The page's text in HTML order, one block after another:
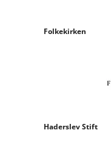
Folkekirken
Haderslev Stift